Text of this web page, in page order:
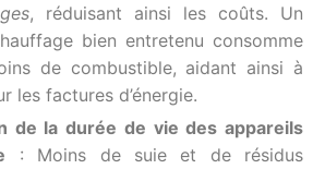
, réduisant ainsi les coûts. Un
bien entretenu consomme
de combustible, aidant ainsi à
les factures d’énergie.
de la durée de vie des appareils
: Moins de suie et de résidus